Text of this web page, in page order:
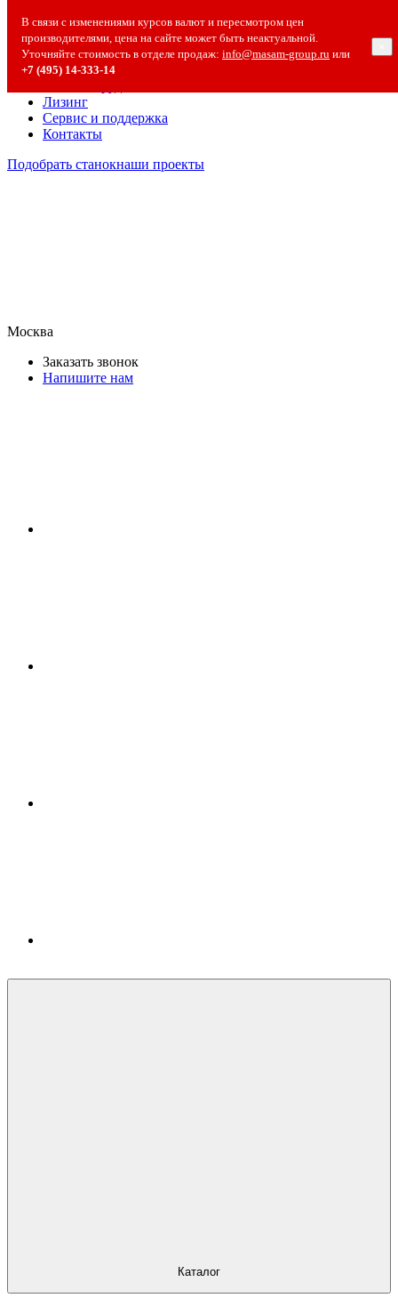
В связи с изменениями курсов валют и пересмотром цен
производителями, цена на сайте может быть неактуальной.
Уточняйте стоимость в отделе продаж: info@masam-group.ru или
+7 (495) 14‑333‑14
О компании
О компании
Полезная информация
Вакансии
Лизинг
Сервис и поддержка
Контакты
Подобрать станокнаши проекты
Москва
Заказать звонок
Напишите нам
Каталог